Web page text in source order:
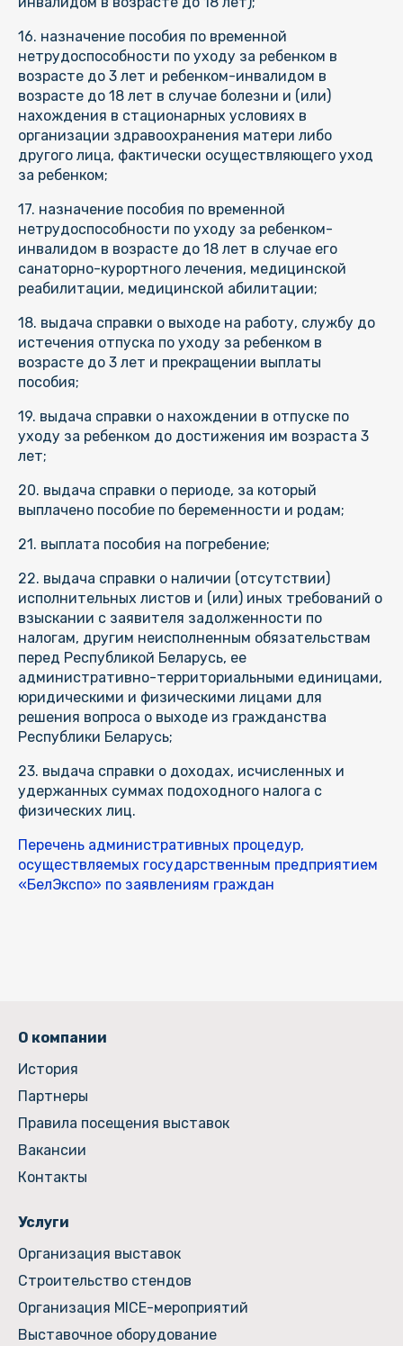
16. назначение пособия по временной
нетрудоспособности по уходу за ребенком в
возрасте до 3 лет и ребенком-инвалидом в
возрасте до 18 лет в случае болезни и (или)
нахождения в стационарных условиях в
организации здравоохранения матери либо
другого лица, фактически осуществляющего уход
за ребенком;
17. назначение пособия по временной
нетрудоспособности по уходу за ребенком-
инвалидом в возрасте до 18 лет в случае его
санаторно-курортного лечения, медицинской
реабилитации, медицинской абилитации;
18. выдача справки о выходе на работу, службу до
истечения отпуска по уходу за ребенком в
возрасте до 3 лет и прекращении выплаты
пособия;
19. выдача справки о нахождении в отпуске по
уходу за ребенком до достижения им возраста 3
лет;
20. выдача справки о периоде, за который
выплачено пособие по беременности и родам;
21. выплата пособия на погребение;
22. выдача справки о наличии (отсутствии)
исполнительных листов и (или) иных требований о
взыскании с заявителя задолженности по
налогам, другим неисполненным обязательствам
перед Республикой Беларусь, ее
административно-территориальными единицами,
юридическими и физическими лицами для
решения вопроса о выходе из гражданства
Республики Беларусь;
23. выдача справки о доходах, исчисленных и
удержанных суммах подоходного налога с
физических лиц.
Перечень административных процедур,
осуществляемых государственным предприятием
«БелЭкспо» по заявлениям граждан
О компании
История
Партнеры
Правила посещения выставок
Вакансии
Контакты
Услуги
Организация выставок
Строительство стендов
Организация MICE-мероприятий
Выставочное оборудование